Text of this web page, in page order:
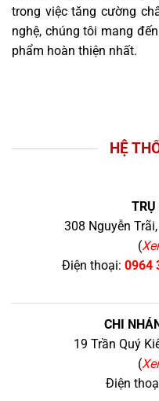
trong việc tăng cường
nghệ, chúng tôi mang
phẩm hoàn thiện nhất.
HỆ
TRỤ
308 Nguyễn
(
Điện thoại: 0964
CHI
19 Trần Quý
(
Điện